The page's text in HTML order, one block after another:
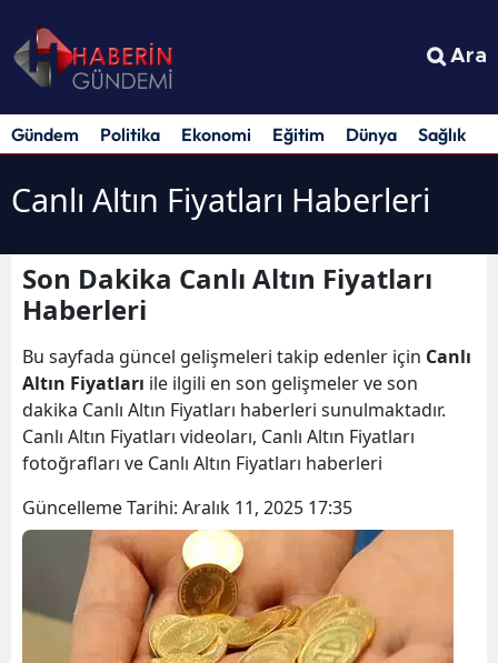
Ara
Gündem Politika Ekonomi Eğitim Dünya Sağlık
Canlı Altın Fiyatları Haberleri
Son Dakika Canlı Altın Fiyatları
Haberleri
Bu sayfada güncel gelişmeleri takip edenler için Canlı
Altın Fiyatları ile ilgili en son gelişmeler ve son
dakika Canlı Altın Fiyatları haberleri sunulmaktadır.
Canlı Altın Fiyatları videoları, Canlı Altın Fiyatları
fotoğrafları ve Canlı Altın Fiyatları haberleri
Güncelleme Tarihi: Aralık 11, 2025 17:35